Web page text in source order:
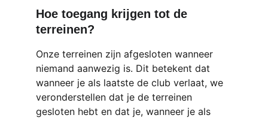
Hoe toegang krijgen tot de
terreinen?
Onze terreinen zijn afgesloten wanneer
niemand aanwezig is. Dit betekent dat
wanneer je als laatste de club verlaat, we
veronderstellen dat je de terreinen
gesloten hebt en dat je, wanneer je als